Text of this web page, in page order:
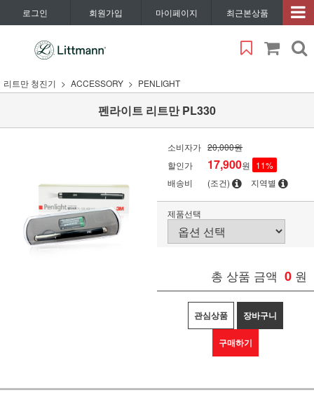
로그인 회원가입 마이페이지 최근본상품
리트만 청진기 ACCESSORY PENLIGHT
펜라이트 리트만 PL330
소비자가 20,000원
할인가
17,900원 11%
배송비
(조건) 지역별
제품선택
총 상품 금액 0 원
관심상품 장바구니
구매하기